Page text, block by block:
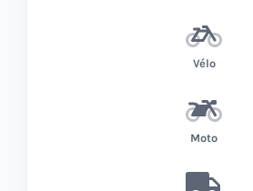
Vélo
Moto